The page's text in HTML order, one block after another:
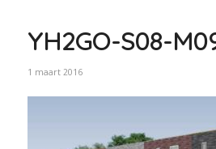
YH2GO-S08-
1 maart 2016